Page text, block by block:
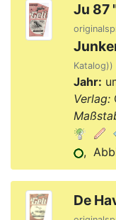
Ju 87
Katalog))
Jahr:
Verlag:
,
De